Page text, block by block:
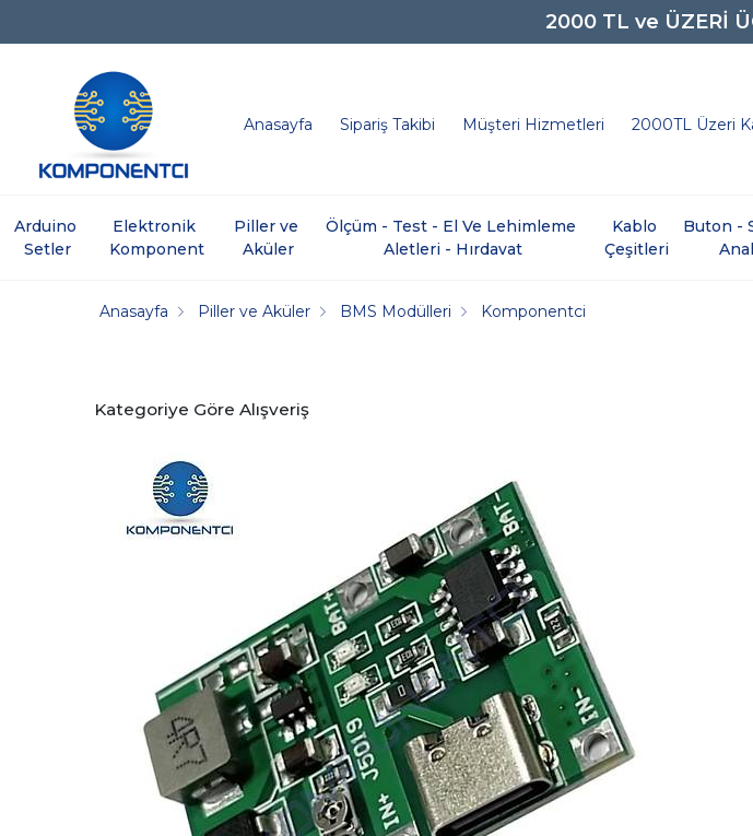
2000 TL ve ÜZERİ
0850
Anasayfa Sipariş Takibi Müşteri Hizmetleri 2000TL Üzeri
Arduino
Setler
Elektronik
Komponent
Piller ve
Aküler
Ölçüm - Test - El Ve Lehimleme
Aletleri - Hırdavat
Kablo
Çeşitleri
Buton -
Anasayfa Piller ve Aküler BMS Modülleri Komponentci
Kategoriye Göre Alışveriş